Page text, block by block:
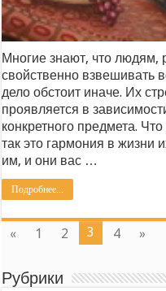
Многие знают, что людям,
свойственно взвешивать
дело обстоит иначе. Их
проявляется в
конкретного предмета.
так это гармония в жизни
им, и они вас …
Подробнее...
« 1 2 3 4 »
Рубрики